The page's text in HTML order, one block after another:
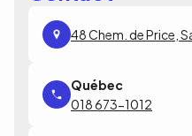
48 Chem. de Price,
018 673-1012